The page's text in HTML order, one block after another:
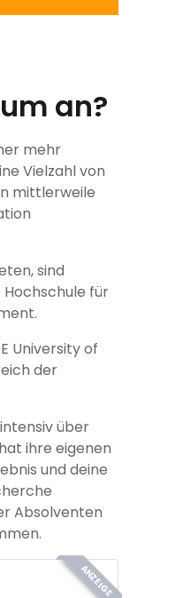
an?
mehr
Vielzahl von
mittlerweile
sind
Hochschule für
University of
der
über
ihre eigenen
und deine
Absolventen
ANZEIGE